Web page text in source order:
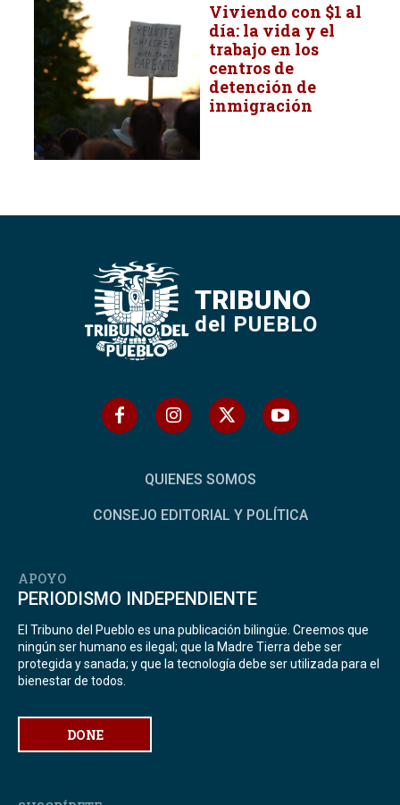
Viviendo con $1 al
día: la vida y el
trabajo en los
centros de
detención de
inmigración
TRIBUNO
del PUEBLO
QUIENES SOMOS
CONSEJO EDITORIAL Y POLÍTICA
APOYO
PERIODISMO INDEPENDIENTE
El Tribuno del Pueblo es una publicación bilingüe. Creemos que
ningún ser humano es ilegal; que la Madre Tierra debe ser
protegida y sanada; y que la tecnología debe ser utilizada para el
bienestar de todos.
DONE